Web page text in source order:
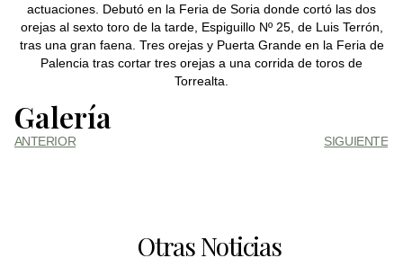
actuaciones. Debutó en la Feria de Soria donde cortó las dos
orejas al sexto toro de la tarde, Espiguillo Nº 25, de Luis Terrón,
tras una gran faena. Tres orejas y Puerta Grande en la Feria de
Palencia tras cortar tres orejas a una corrida de toros de
Torrealta.
Galería
ANTERIOR SIGUIENTE
Otras Noticias